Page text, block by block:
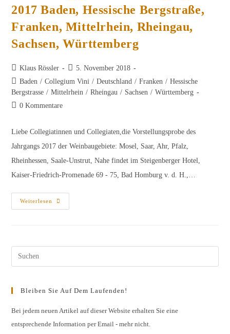
2017 Baden, Hessische Bergstraße,
Franken, Mittelrhein, Rheingau,
Sachsen, Württemberg
Beitrags-
Autor:
Klaus Rössler
Beitrag
veröffentlicht:
5. November 2018
Beitrags-
Kategorie:
Baden / Collegium Vini / Deutschland / Franken / Hessische
Bergstrasse / Mittelrhein / Rheingau / Sachsen / Württemberg
Beitrags-
0 Kommentare
Liebe Collegiatinnen und Collegiaten,die Vorstellungsprobe des
Jahrgangs 2017 der Weinbaugebiete: Mosel, Saar, Ahr, Pfalz,
Rheinhessen, Saale-Unstrut, Nahe findet im Steigenberger Hotel,
Kaiser-Friedrich-Promenade 69 - 75, Bad Homburg v. d. H.,…
Weiterlesen
Vorstellungsprobe
Des
Rheingau,
Bleiben Sie Auf Dem Laufenden!
Bei jedem neuen Artikel auf dieser Website erhalten Sie eine
entsprechende Information per Email - mehr nicht.